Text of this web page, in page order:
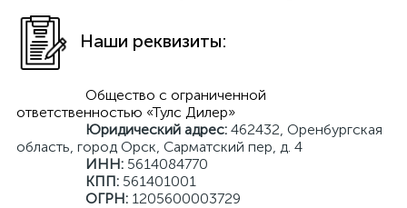
Наши реквизиты:
Общество с ограниченной
ответственностью «Тулс Дилер»
Юридический адрес: 462432, Оренбургская
область, город Орск, Сарматский пер, д. 4
ИНН: 5614084770
КПП: 561401001
ОГРН: 1205600003729